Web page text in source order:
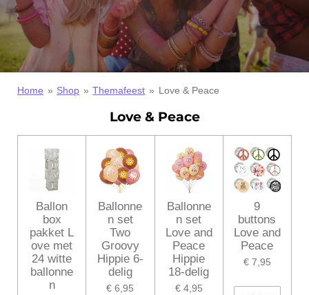
Home » Shop » Themafeest » Love & Peace
Love & Peace
Ballon
box
pakket L
ove met
24 witte
ballonne
n
Ballonne
n set
Two
Groovy
Hippie 6-
delig
€ 6,95
Ballonne
n set
Love and
Peace
Hippie
18-delig
€ 4,95
9
buttons
Love and
Peace
€ 7,95